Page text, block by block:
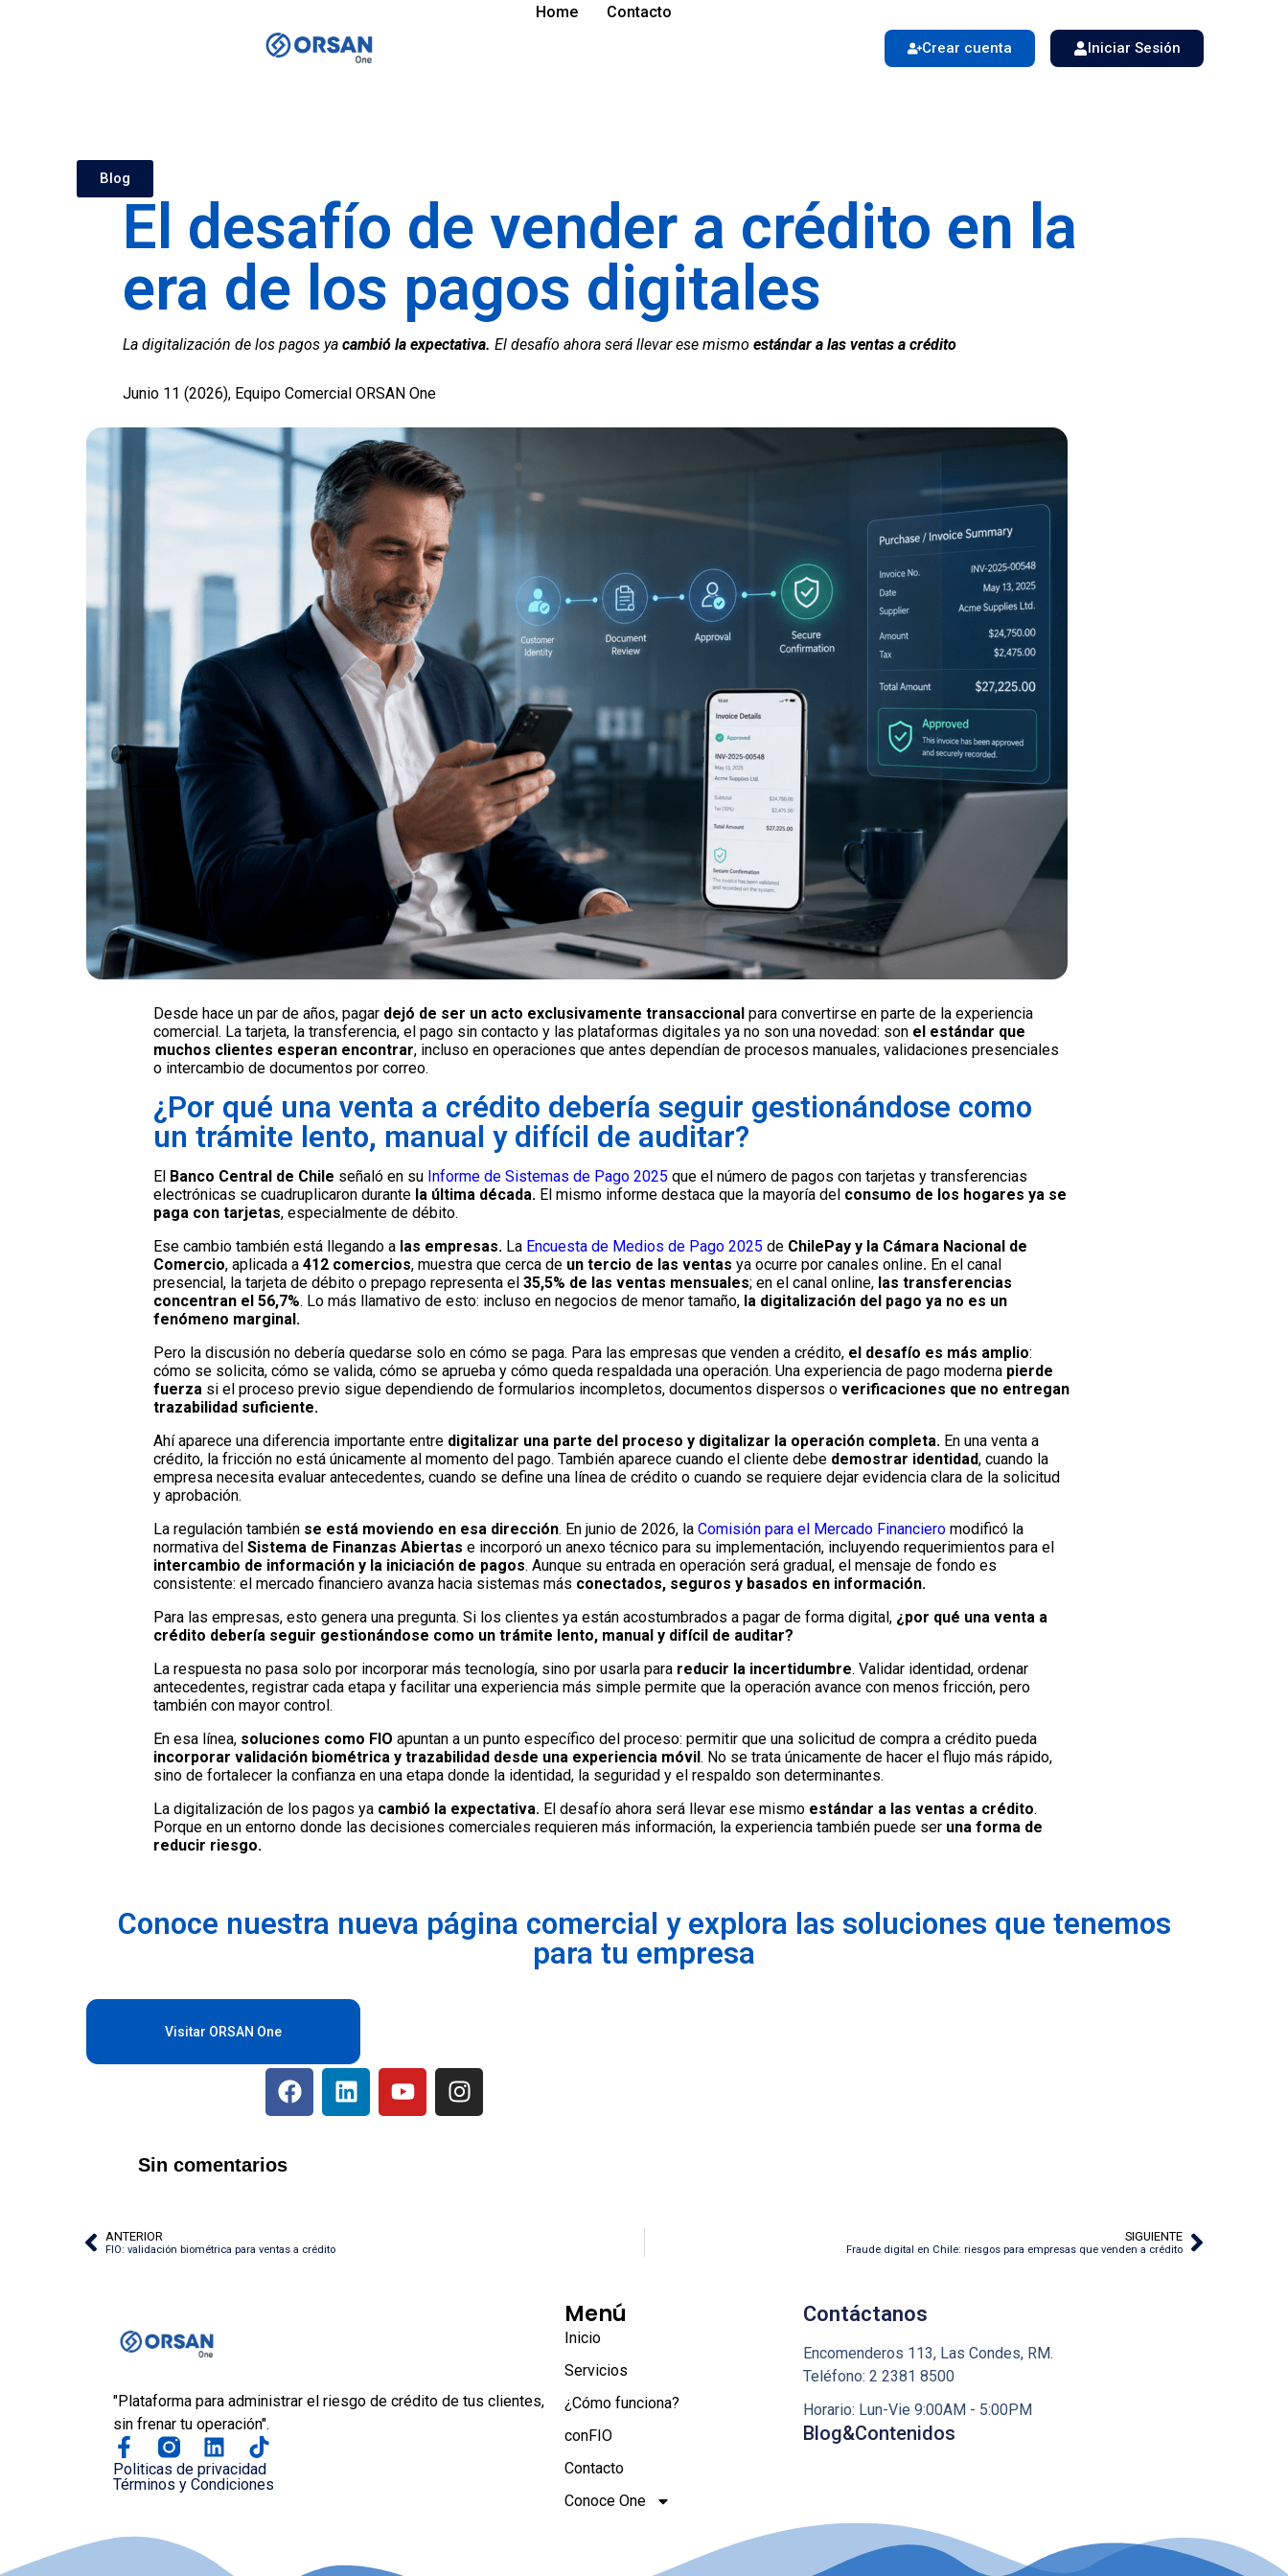
Home Contacto
Crear cuenta Iniciar Sesión
Blog
El desafío de vender a crédito en la
era de los pagos digitales
La digitalización de los pagos ya cambió la expectativa. El desafío ahora será llevar ese mismo estándar a las ventas a crédito
Junio 11 (2026), Equipo Comercial ORSAN One
Desde hace un par de años, pagar dejó de ser un acto exclusivamente transaccional para convertirse en parte de la experiencia
comercial. La tarjeta, la transferencia, el pago sin contacto y las plataformas digitales ya no son una novedad: son el estándar que
muchos clientes esperan encontrar, incluso en operaciones que antes dependían de procesos manuales, validaciones presenciales
o intercambio de documentos por correo.
¿Por qué una venta a crédito debería seguir gestionándose como
un trámite lento, manual y difícil de auditar?
El Banco Central de Chile señaló en su Informe de Sistemas de Pago 2025 que el número de pagos con tarjetas y transferencias
electrónicas se cuadruplicaron durante la última década. El mismo informe destaca que la mayoría del consumo de los hogares ya se
paga con tarjetas, especialmente de débito.
Ese cambio también está llegando a las empresas. La Encuesta de Medios de Pago 2025 de ChilePay y la Cámara Nacional de
Comercio, aplicada a 412 comercios, muestra que cerca de un tercio de las ventas ya ocurre por canales online. En el canal
presencial, la tarjeta de débito o prepago representa el 35,5% de las ventas mensuales; en el canal online, las transferencias
concentran el 56,7%. Lo más llamativo de esto: incluso en negocios de menor tamaño, la digitalización del pago ya no es un
fenómeno marginal.
Pero la discusión no debería quedarse solo en cómo se paga. Para las empresas que venden a crédito, el desafío es más amplio:
cómo se solicita, cómo se valida, cómo se aprueba y cómo queda respaldada una operación. Una experiencia de pago moderna pierde
fuerza si el proceso previo sigue dependiendo de formularios incompletos, documentos dispersos o verificaciones que no entregan
trazabilidad suficiente.
Ahí aparece una diferencia importante entre digitalizar una parte del proceso y digitalizar la operación completa. En una venta a
crédito, la fricción no está únicamente al momento del pago. También aparece cuando el cliente debe demostrar identidad, cuando la
empresa necesita evaluar antecedentes, cuando se define una línea de crédito o cuando se requiere dejar evidencia clara de la solicitud
y aprobación.
La regulación también se está moviendo en esa dirección. En junio de 2026, la Comisión para el Mercado Financiero modificó la
normativa del Sistema de Finanzas Abiertas e incorporó un anexo técnico para su implementación, incluyendo requerimientos para el
intercambio de información y la iniciación de pagos. Aunque su entrada en operación será gradual, el mensaje de fondo es
consistente: el mercado financiero avanza hacia sistemas más conectados, seguros y basados en información.
Para las empresas, esto genera una pregunta. Si los clientes ya están acostumbrados a pagar de forma digital, ¿por qué una venta a
crédito debería seguir gestionándose como un trámite lento, manual y difícil de auditar?
La respuesta no pasa solo por incorporar más tecnología, sino por usarla para reducir la incertidumbre. Validar identidad, ordenar
antecedentes, registrar cada etapa y facilitar una experiencia más simple permite que la operación avance con menos fricción, pero
también con mayor control.
En esa línea, soluciones como FIO apuntan a un punto específico del proceso: permitir que una solicitud de compra a crédito pueda
incorporar validación biométrica y trazabilidad desde una experiencia móvil . No se trata únicamente de hacer el flujo más rápido,
sino de fortalecer la confianza en una etapa donde la identidad, la seguridad y el respaldo son determinantes.
La digitalización de los pagos ya cambió la expectativa. El desafío ahora será llevar ese mismo estándar a las ventas a crédito.
Porque en un entorno donde las decisiones comerciales requieren más información, la experiencia también puede ser una forma de
reducir riesgo.
Conoce nuestra nueva página comercial y explora las soluciones que tenemos
para tu empresa
Visitar ORSAN One
Sin comentarios
ANTERIOR
FIO: validación biométrica para ventas a crédito
SIGUIENTE
Fraude digital en Chile: riesgos para empresas que venden a crédito
"Plataforma para administrar el riesgo de crédito de tus clientes,
sin frenar tu operación".
Politicas de privacidad
Términos y Condiciones
Menú
Inicio
Servicios
¿Cómo funciona?
conFIO
Contacto
Conoce One
Contáctanos
Encomenderos 113, Las Condes, RM.
Teléfono: 2 2381 8500
Horario: Lun-Vie 9:00AM - 5:00PM
Blog&contenidos